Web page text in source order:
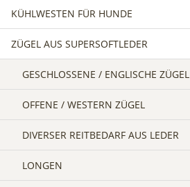
KÜHLWESTEN FÜR HUNDE
ZÜGEL AUS SUPERSOFTLEDER
GESCHLOSSENE / ENGLISCHE ZÜGEL
OFFENE / WESTERN ZÜGEL
DIVERSER REITBEDARF AUS LEDER
LONGEN